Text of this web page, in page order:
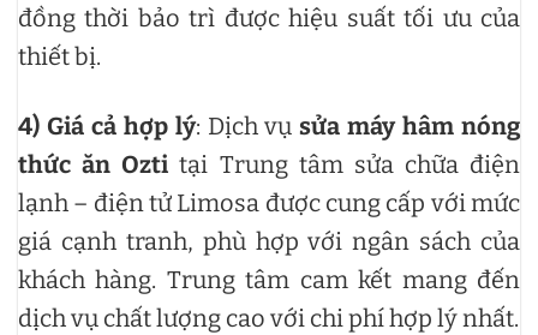
đồng thời bảo trì được hiệu suất tối ưu của
thiết bị.
4) Giá cả hợp lý: Dịch vụsửa máy hâm nóng
thức ăn Ozti tại Trung tâm sửa chữa điện
lạnh – điện tử Limosa được cung cấp với mức
giá cạnh tranh, phù hợp với ngân sách của
khách hàng. Trung tâm cam kết mang đến
dịch vụ chất lượng cao với chi phí hợp lý nhất.